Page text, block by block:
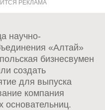
научно-
«Алтай»
бизнесвумен
создать
для выпуска
компания
основательниц.